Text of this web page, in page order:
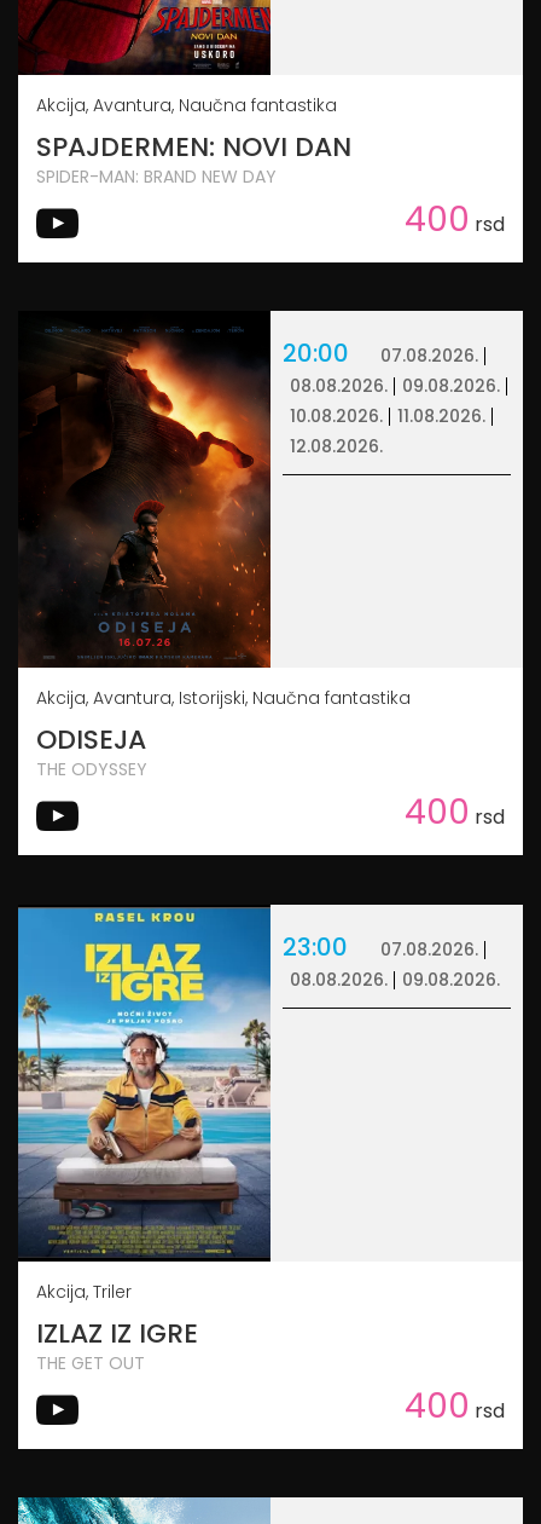
Akcija, Avantura, Naučna fantastika
SPAJDERMEN: NOVI DAN
SPIDER-MAN: BRAND NEW DAY
400 rsd
20:00
07.08.2026.
08.08.2026.
09.08.2026.
10.08.2026.
11.08.2026.
12.08.2026.
Akcija, Avantura, Istorijski, Naučna fantastika
ODISEJA
THE ODYSSEY
400 rsd
23:00
07.08.2026.
08.08.2026.
09.08.2026.
Akcija, Triler
IZLAZ IZ IGRE
THE GET OUT
400 rsd